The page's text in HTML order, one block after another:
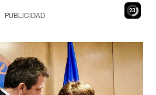
21
PUBLICIDAD